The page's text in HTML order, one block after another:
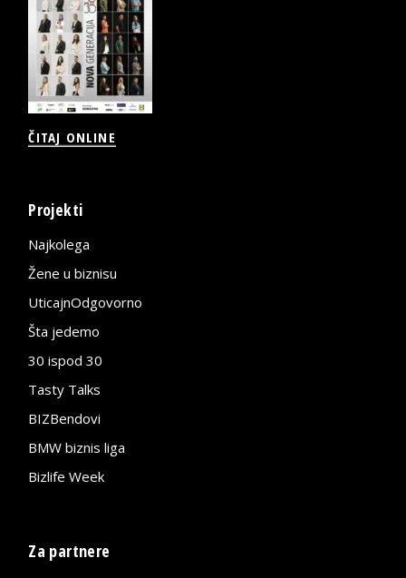
ČITAJ ONLINE
Projekti
Najkolega
Žene u biznisu
UticajnOdgovorno
Šta jedemo
30 ispod 30
Tasty Talks
BIZBendovi
BMW biznis liga
Bizlife Week
Za partnere